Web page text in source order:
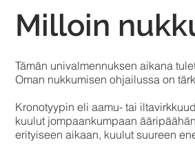
Milloin
Tämän univalmennuksen aikana
Oman nukkumisen ohjailussa on
Kronotyypin eli aamu- tai
kuulut jompaankumpaan
erityiseen aikaan, kuulut suureen